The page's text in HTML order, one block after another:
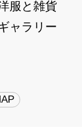
服と雑貨
ャラリー